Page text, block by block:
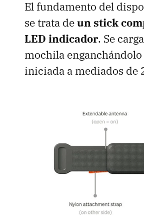
El fundamento del
se trata deun stick
LED indicador. Se
mochila
iniciada a mediados de